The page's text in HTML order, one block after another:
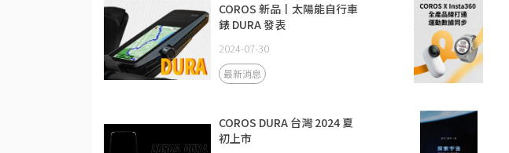
COROS 新品丨太陽能自行車
錶 DURA 發表
2024-07-30
最新消息
COROS DURA 台灣 2024 夏
初上市